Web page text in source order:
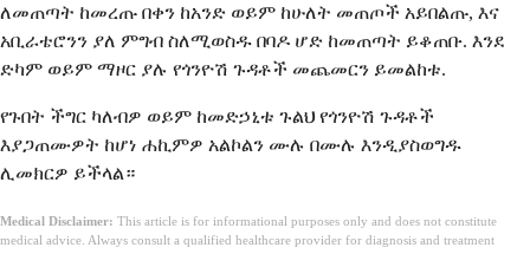
ለመጠጣት ከመረጡ በቀን ከአንድ ወይም ከሁለት መጠጦች አይበልጡ, እና
አቢራቴሮንን ያለ ምግብ ስለሚወስዱ በባዶ ሆድ ከመጠጣት ይቆጠቡ. እንደ
ድካም ወይም ማዞር ያሉ የጎንዮሽ ጉዳቶች መጨመርን ይመልከቱ.
የጉበት ችግር ካለብዎ ወይም ከመድኃኒቱ ጉልህ የጎንዮሽ ጉዳቶች
እያጋጠሙዎት ከሆነ ሐኪምዎ አልኮልን ሙሉ በሙሉ እንዲያስወግዱ
ሊመክርዎ ይችላል።
Medical Disclaimer: This article is for informational purposes only and does not constitute
medical advice. Always consult a qualified healthcare provider for diagnosis and treatment